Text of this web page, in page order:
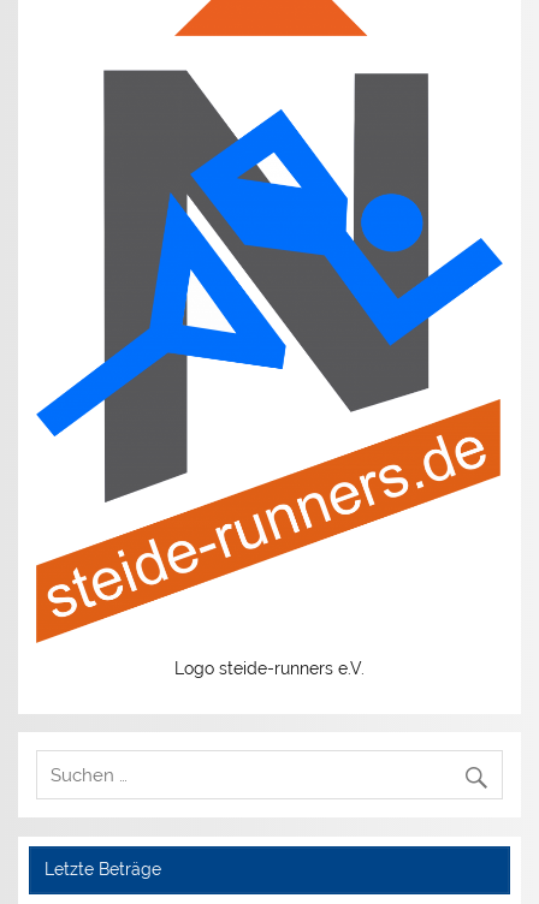
Logo steide-runners e.V.
Letzte Beträge